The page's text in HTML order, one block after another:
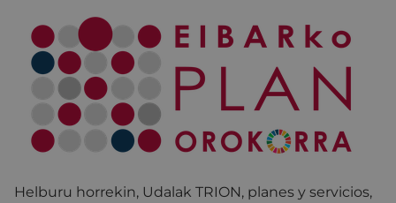
Helburu horrekin, Udalak TRION, planes y servicios,